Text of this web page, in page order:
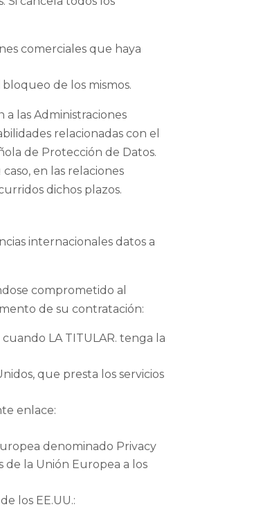
comerciales que haya
de los mismos.
a las Administraciones
relacionadas con el
de Protección de Datos.
en las relaciones
dichos plazos.
internacionales datos a
comprometido al
de su contratación:
LA TITULAR. tenga la
que presta los servicios
enlace:
denominado Privacy
la Unión Europea a los
los EE.UU.: